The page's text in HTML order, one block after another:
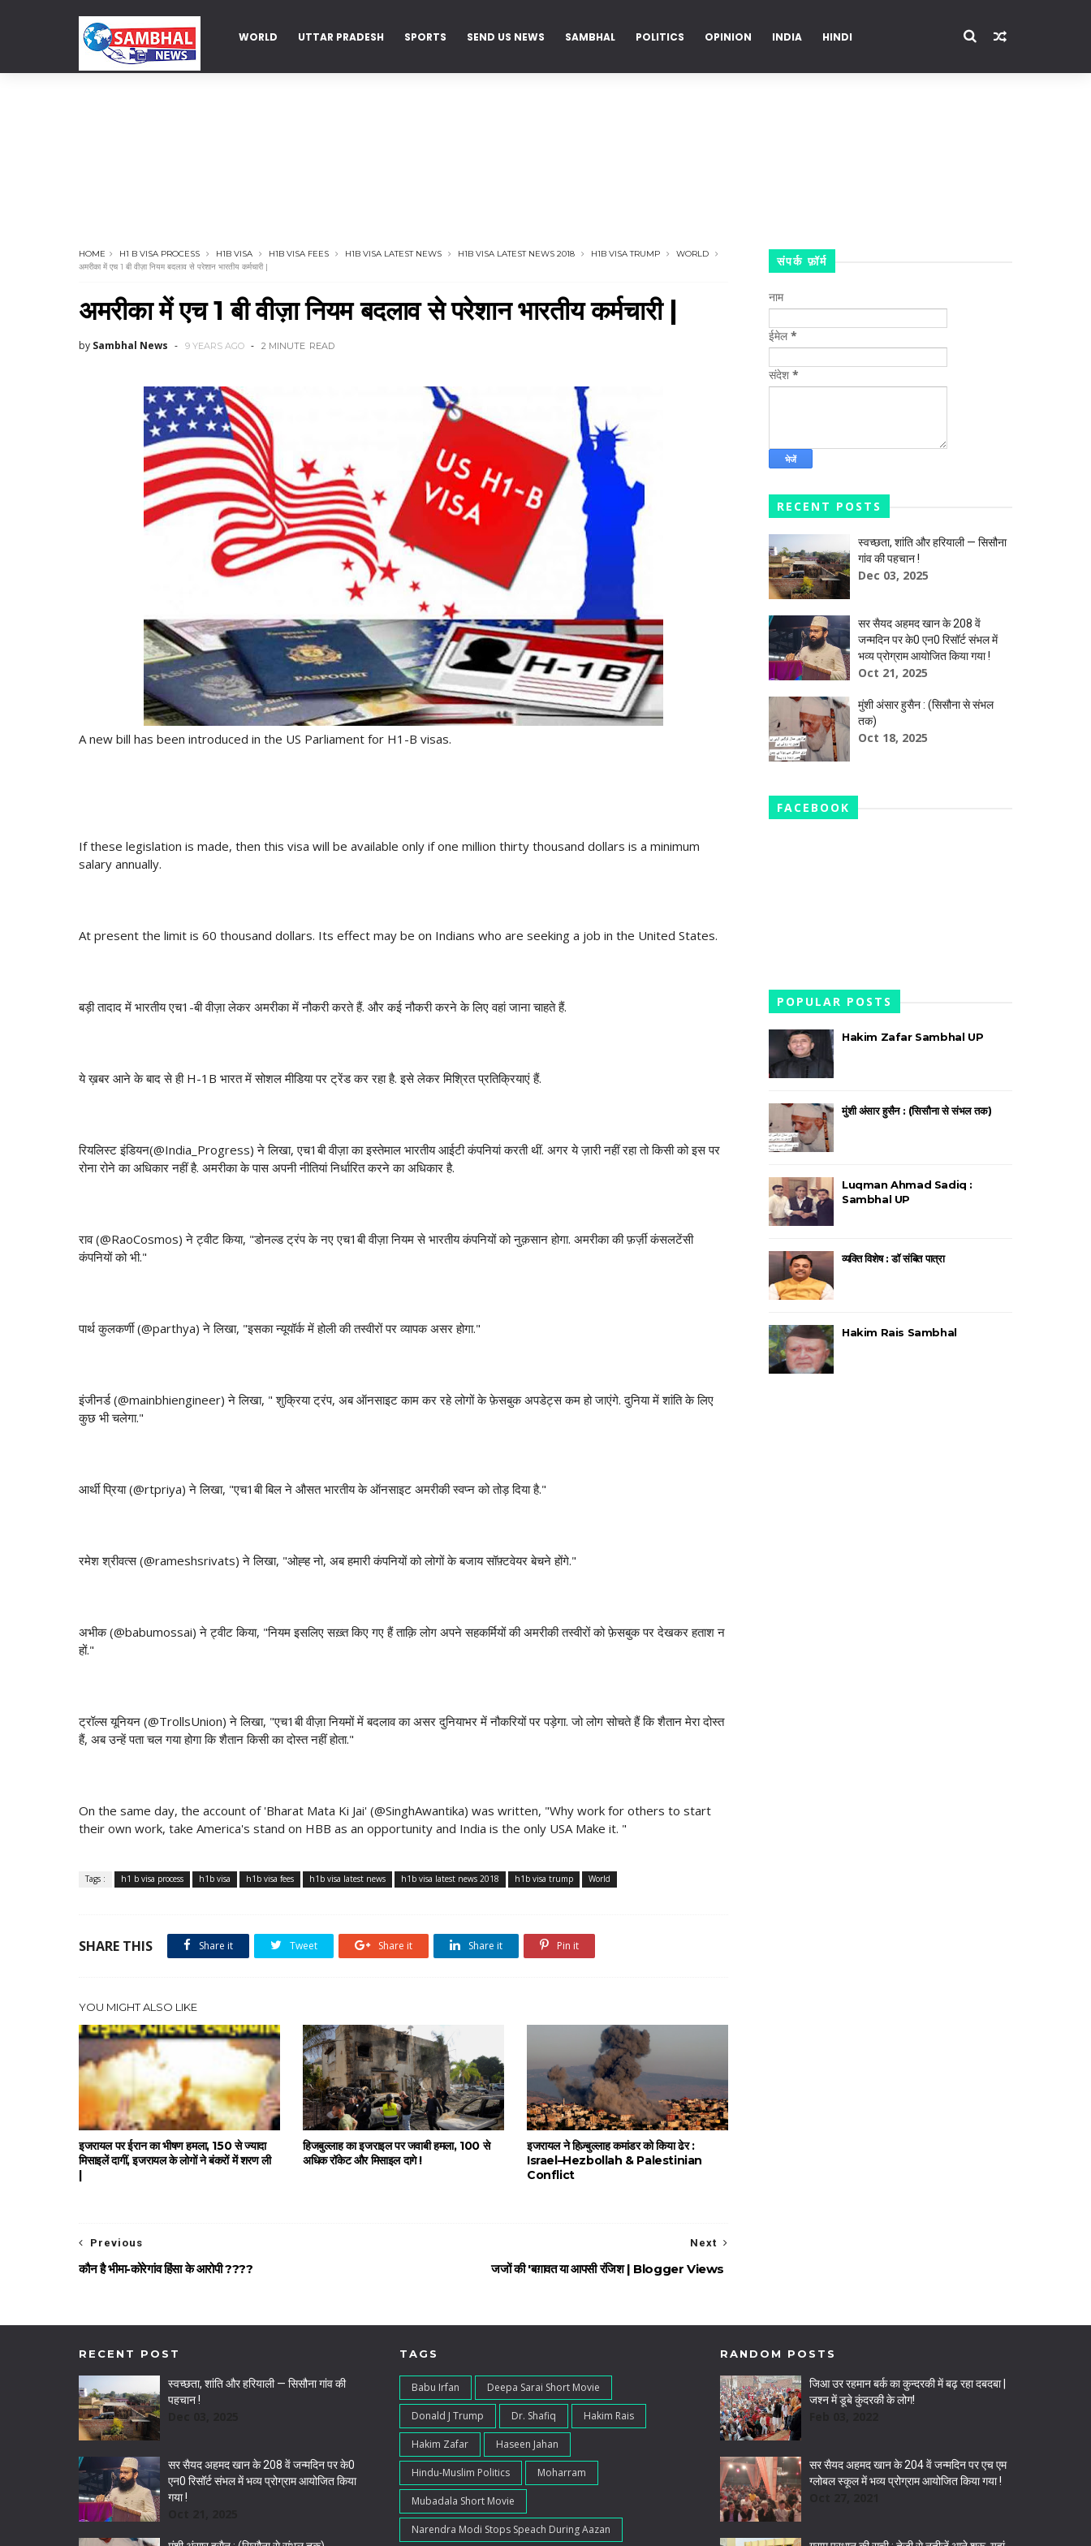
WORLD UTTAR PRADESH SPORTS SEND US NEWS SAMBHAL POLITICS OPINION INDIA HINDI
HOME H1 B VISA PROCESS H1B VISA H1B VISA FEES H1B VISA LATEST NEWS H1B VISA LATEST NEWS 2018 H1B VISA TRUMP
WORLD
अमरीका में एच 1 बी वीज़ा नियम बदलाव से परेशान भारतीय कर्मचारी |
अमरीका में एच 1 बी वीज़ा नियम बदलाव से परेशान भारतीय कर्मचारी |
by Sambhal News 9 YEARS AGO 2 MINUTE READ
A new bill has been introduced in the US Parliament for H1-B visas.
If these legislation is made, then this visa will be available only if one million thirty thousand dollars is a minimum
salary annually.
At present the limit is 60 thousand dollars. Its effect may be on Indians who are seeking a job in the United States.
बड़ी तादाद में भारतीय एच1-बी वीज़ा लेकर अमरीका में नौकरी करते हैं. और कई नौकरी करने के लिए वहां जाना चाहते हैं.
ये ख़बर आने के बाद से ही H-1B भारत में सोशल मीडिया पर ट्रेंड कर रहा है. इसे लेकर मिश्रित प्रतिक्रियाएं हैं.
रियलिस्ट इंडियन(‏@India_Progress) ने लिखा, एच1बी वीज़ा का इस्तेमाल भारतीय आईटी कंपनियां करती थीं. अगर ये ज़ारी नहीं रहा तो किसी को इस पर
रोना रोने का अधिकार नहीं है. अमरीका के पास अपनी नीतियां निर्धारित करने का अधिकार है.
राव (‏@RaoCosmos) ने ट्वीट किया, "डोनल्ड ट्रंप के नए एच1बी वीज़ा नियम से भारतीय कंपनियों को नुक़सान होगा. अमरीका की फ़र्ज़ी कंसलटेंसी
कंपनियों को भी."
पार्थ कुलकर्णी (‏@parthya) ने लिखा, "इसका न्यूयॉर्क में होली की तस्वीरों पर व्यापक असर होगा."
इंजीनर्ड (‏@mainbhiengineer) ने लिखा, " शुक्रिया ट्रंप, अब ऑनसाइट काम कर रहे लोगों के फ़ेसबुक अपडेट्स कम हो जाएंगे. दुनिया में शांति के लिए
कुछ भी चलेगा."
आर्थी प्रिया (@rtpriya) ने लिखा, "एच1बी बिल ने औसत भारतीय के ऑनसाइट अमरीकी स्वप्न को तोड़ दिया है."
रमेश श्रीवत्स (@rameshsrivats) ने लिखा, "ओह्ह नो, अब हमारी कंपनियों को लोगों के बजाय सॉफ़्टवेयर बेचने होंगे."
अभीक (‏@babumossai) ने ट्वीट किया, "नियम इसलिए सख़्त किए गए हैं ताक़ि लोग अपने सहकर्मियों की अमरीकी तस्वीरों को फ़ेसबुक पर देखकर हताश न
हों."
ट्रॉल्स यूनियन (@TrollsUnion) ने लिखा, "एच1बी वीज़ा नियमों में बदलाव का असर दुनियाभर में नौकरियों पर पड़ेगा. जो लोग सोचते हैं कि शैतान मेरा दोस्त
हैं, अब उन्हें पता चल गया होगा कि शैतान किसी का दोस्त नहीं होता."
On the same day, the account of 'Bharat Mata Ki Jai' (@SinghAwantika) was written, "Why work for others to start
their own work, take America's stand on HBB as an opportunity and India is the only USA Make it. "
Tags : h1 b visa process h1b visa h1b visa fees h1b visa latest news h1b visa latest news 2018 h1b visa trump World
SHARE THIS Share it Tweet Share it Share it Pin it
YOU MIGHT ALSO LIKE
इजरायल पर ईरान का भीषण हमला, 150 से ज्यादा
मिसाइलें दागीं, इजरायल के लोगों ने बंकरों में शरण ली
|
हिजबुल्लाह का इजराइल पर जवाबी हमला, 100 से
अधिक रॉकेट और मिसाइल दागे !
इजरायल ने हिज़्बुल्लाह कमांडर को किया ढेर :
Israel–Hezbollah & Palestinian
Conflict
Next
जजों की 'बग़ावत या आपसी रंजिश | Blogger Views
Previous
कौन है भीमा-कोरेगांव हिंसा के आरोपी ????
संपर्क फ़ॉर्म
नाम
ईमेल*
संदेश *
RECENT POSTS
स्वच्छता, शांति और हरियाली — सिसौना
गांव की पहचान !
Dec 03, 2025
सर सैयद अहमद खान के 208 वें
जन्मदिन पर के0 एन0 रिसॉर्ट संभल में
भव्य प्रोग्राम आयोजित किया गया !
Oct 21, 2025
मुंशी अंसार हुसैन : (सिसौना से संभल
तक)
Oct 18, 2025
FACEBOOK
POPULAR POSTS
Hakim Zafar Sambhal UP
मुंशी अंसार हुसैन : (सिसौना से संभल तक)
Luqman Ahmad Sadiq :
Sambhal UP
व्यक्ति विशेष : डॉ संबित पात्रा
Hakim Rais Sambhal
RECENT POST
स्वच्छता, शांति और हरियाली — सिसौना गांव की
पहचान !
सर सैयद अहमद खान के 208 वें जन्मदिन पर के0
एन0 रिसॉर्ट संभल में भव्य प्रोग्राम आयोजित किया
गया !
TAGS
Babu Irfan Deepa Sarai Short Movie
Donald J Trump Dr. Shafiq Hakim Rais
Hakim Zafar Haseen Jahan
Hindu-Muslim Politics Moharram
Mubadala Short Movie
Narendra Modi Stops Speach During Aazan
RANDOM POSTS
जिआ उर रहमान बर्क का कुन्दरकी में बढ़ रहा दबदबा |
जश्न में डूबे कुंदरकी के लोग!
सर सैयद अहमद खान के 204 वें जन्मदिन पर एच एम
ग्लोबल स्कूल में भव्य प्रोग्राम आयोजित किया गया !